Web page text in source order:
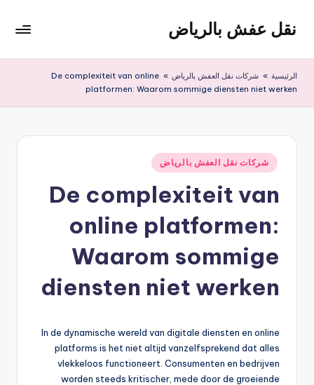
التجاوز
المحتوى
نقل عفش بالرياض
عفش
ريال
الرئيسية » شركات نقل العفش بالرياض »
De complexiteit van online
platformen: Waarom sommige diensten niet werken
نُشر
في
شركات نقل العفش بالرياض
De complexiteit van
online platformen:
Waarom sommige
diensten niet werken
In de dynamische wereld van digitale diensten en online
platforms is het niet altijd vanzelfsprekend dat alles
vlekkeloos functioneert. Consumenten en bedrijven
worden steeds kritischer, mede door de groeiende